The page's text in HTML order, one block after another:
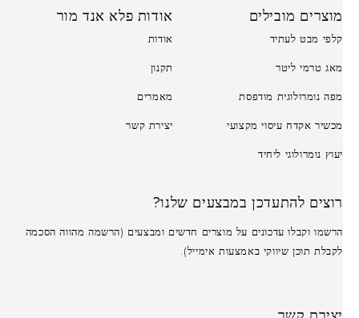
מוצרים מובילים
קלפי מבט לעתיד
מאג טרמי ליטר
מפה נומרולוגית מודפסת
מכשיר אקדח עיסוי מקצועי
יעוץ נומרולוגי ליחיד
אודות פלא אנד מור
אודות
תקנון
מאמרים
יצירת קשר
רוצים להתעדכן במבצעים שלנו?
הרשמו וקבלו עדכונים על מוצרים חדשים ומבצעים (הרשמה מהווה הסכמה
לקבלת תוכן שיווקי באמצעות אימייל).